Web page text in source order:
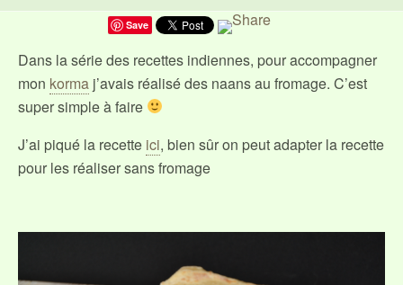
Save
Dans la série des recettes indiennes, pour accompagner
mon korma j’avais réalisé des naans au fromage. C’est
super simple à faire
J’ai piqué la recette ici, bien sûr on peut adapter la recette
pour les réaliser sans fromage